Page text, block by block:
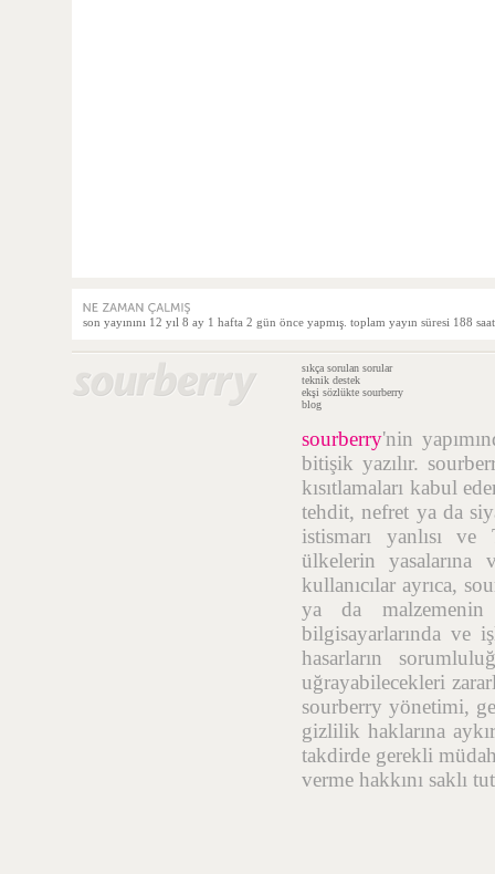
son yayınını 12 yıl 8 ay 1 hafta 2 gün önce yapmış. toplam yayın süresi 188
sıkça sorulan sorular
teknik destek
ekşi sözlükte sourberry
blog
sourberry'nin
bitişik yazılır.
kısıtlamaları kabul
tehdit, nefret ya da
istismarı yanlısı
ülkelerin yasalarına
kullanıcılar ayrıca,
ya da malzemenin
bilgisayarlarında ve
hasarların
uğrayabilecekleri
sourberry yönetimi,
gizlilik haklarına
takdirde gerekli
verme hakkını saklı